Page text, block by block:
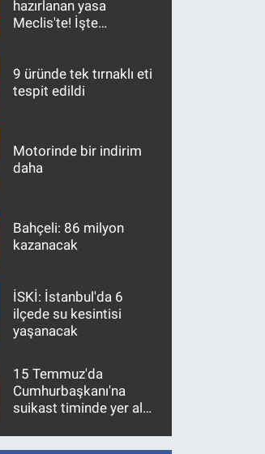
hazırlanan yasa
Meclis'te! İşte
9 üründe tek tırnaklı eti
tespit edildi
Motorinde bir indirim
daha
Bahçeli: 86 milyon
kazanacak
İSKİ: İstanbul'da 6
ilçede su kesintisi
yaşanacak
15 Temmuz'da
Cumhurbaşkanı'na
suikast timinde yer alan
10 yıl sonra yakalandı